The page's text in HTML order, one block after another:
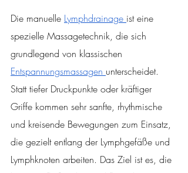
Die manuelle Lymphdrainage ist eine
spezielle Massagetechnik, die sich
grundlegend von klassischen
Entspannungsmassagen unterscheidet.
Statt tiefer Druckpunkte oder kräftiger
Griffe kommen sehr sanfte, rhythmische
und kreisende Bewegungen zum Einsatz,
die gezielt entlang der Lymphgefäße und
Lymphknoten arbeiten. Das Ziel ist es, die